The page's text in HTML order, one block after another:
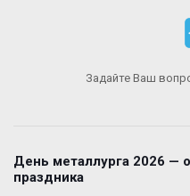
Задайте Ваш
День металлурга 2026 —
праздника